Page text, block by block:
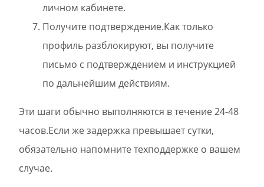
личном кабинете.
Получите подтверждение.Как только
профиль разблокируют, вы получите
письмо с подтверждением и инструкцией
по дальнейшим действиям.
Эти шаги обычно выполняются в течение 24-48
часов.Если же задержка превышает сутки,
обязательно напомните техподдержке о вашем
случае.